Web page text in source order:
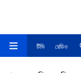
টিভি রেডিও